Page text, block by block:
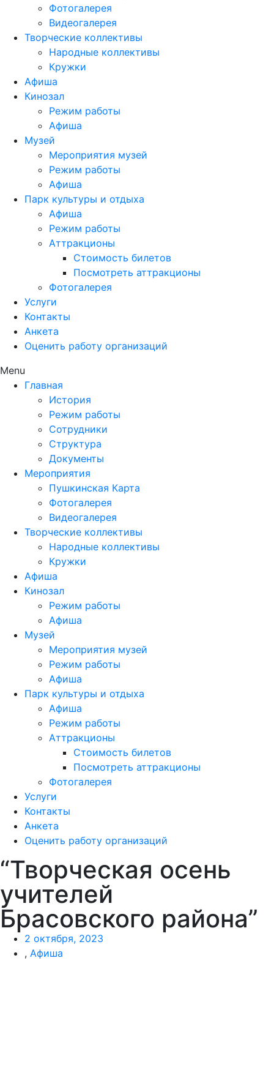
Фотогалерея
Видеогалерея
Творческие коллективы
Народные коллективы
Кружки
Афиша
Кинозал
Режим работы
Афиша
Музей
Мероприятия музей
Режим работы
Афиша
Парк культуры и отдыха
Афиша
Режим работы
Аттракционы
Стоимость билетов
Посмотреть аттракционы
Фотогалерея
Услуги
Контакты
Анкета
Оценить работу организаций
Menu
Главная
История
Режим работы
Сотрудники
Структура
Документы
Мероприятия
Пушкинская Карта
Фотогалерея
Видеогалерея
Творческие коллективы
Народные коллективы
Кружки
Афиша
Кинозал
Режим работы
Афиша
Музей
Мероприятия музей
Режим работы
Афиша
Парк культуры и отдыха
Афиша
Режим работы
Аттракционы
Стоимость билетов
Посмотреть аттракционы
Фотогалерея
Услуги
Контакты
Анкета
Оценить работу организаций
“Творческая осень
учителей
Брасовского района”
2 октября, 2023
, Афиша